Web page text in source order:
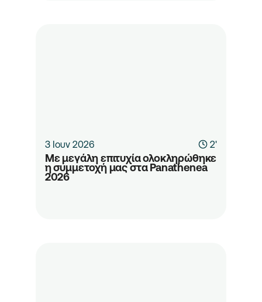
3 Ιουν 2026 2'
Με μεγάλη επιτυχία ολοκληρώθηκε
η συμμετοχή μας στα Panathenea
2026